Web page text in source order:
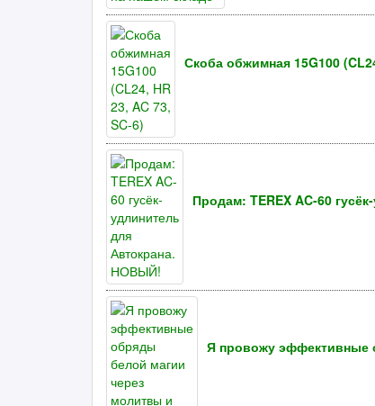
Скоба обжимная 15G100
Продам: TEREX AC-60
Я провожу эффективные